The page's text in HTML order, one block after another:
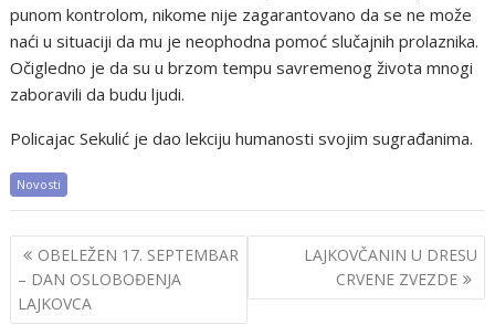
punom kontrolom, nikome nije zagarantovano da se ne može
naći u situaciji da mu je neophodna pomoć slučajnih prolaznika.
Očigledno je da su u brzom tempu savremenog života mnogi
zaboravili da budu ljudi.
Policajac Sekulić je dao lekciju humanosti svojim sugrađanima.
Novosti
Post
navigation
OBELEŽEN 17. SEPTEMBAR
– DAN OSLOBOĐENJA
LAJKOVCA
LAJKOVČANIN U DRESU
CRVENE ZVEZDE